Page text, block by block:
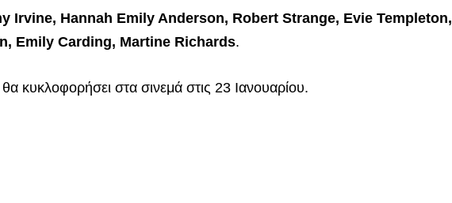
Irvine, Hannah Emily Anderson, Robert Strange, Evie Templeton,
Emily Carding, Martine Richards.
θα κυκλοφορήσει στα σινεμά στις 23 Ιανουαρίου.